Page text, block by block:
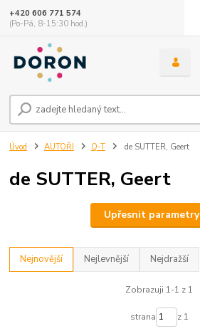
+420 606 771 574
(Po-Pá, 8-15:30 hod.)
Úvod AUTOŘI Q-T de SUTTER, Geert
de SUTTER, Geert
Upřesnit parametry
Nejnovější Nejlevnější Nejdražší
Zobrazuji 1-1 z 1
strana z 1